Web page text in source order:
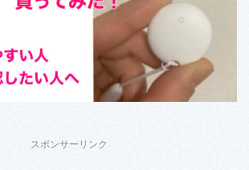
スポンサーリンク